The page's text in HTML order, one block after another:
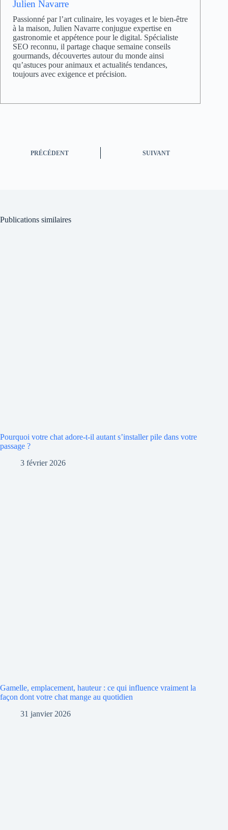
Julien Navarre
Passionné par l’art culinaire, les voyages et le bien-être
à la maison, Julien Navarre conjugue expertise en
gastronomie et appétence pour le digital. Spécialiste
SEO reconnu, il partage chaque semaine conseils
gourmands, découvertes autour du monde ainsi
qu’astuces pour animaux et actualités tendances,
toujours avec exigence et précision.
PRÉCÉDENT SUIVANT
Publications similaires
Pourquoi votre chat adore-t-il autant s’installer pile dans votre
passage ?
3 février 2026
Gamelle, emplacement, hauteur : ce qui influence vraiment la
façon dont votre chat mange au quotidien
31 janvier 2026